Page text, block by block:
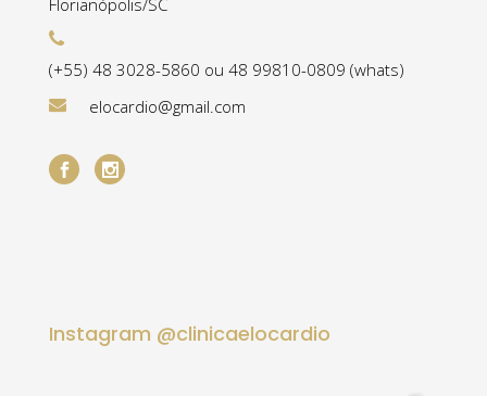
(+55) 48 3028-5860 ou 48 99810-0809 (whats)
elocardio@gmail.com
Instagram @clinicaelocardio